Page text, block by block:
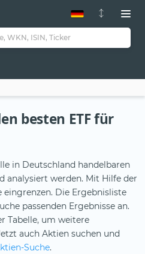
besten ETF für
in Deutschland handelbaren
analysiert werden. Mit Hilfe der
Die Ergebnisliste
passenden Ergebnisse an.
Tabelle, um weitere
auch Aktien suchen und
Suche.